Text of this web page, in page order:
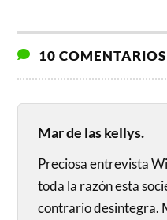
10 COMENTARIOS
Mar de las kellys.
Preciosa entrevista
toda la razón esta
contrario desintegra.